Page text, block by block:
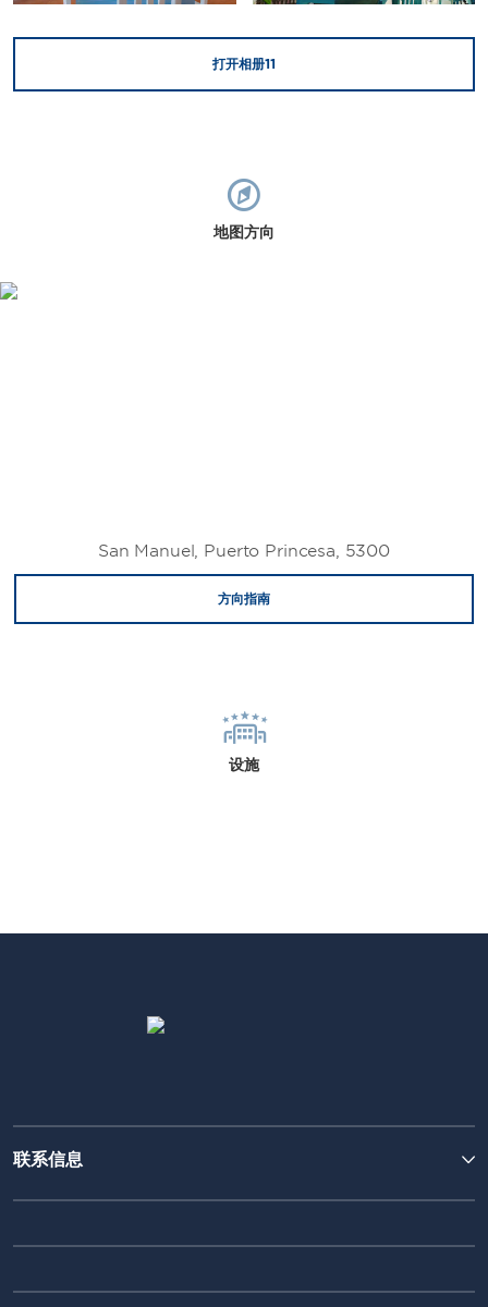
打开相册11
地图方向
San Manuel, Puerto Princesa, 5300
方向指南
设施
联系信息